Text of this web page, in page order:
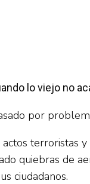
lo viejo no
por
actos terroristas
quiebras de
ciudadanos.